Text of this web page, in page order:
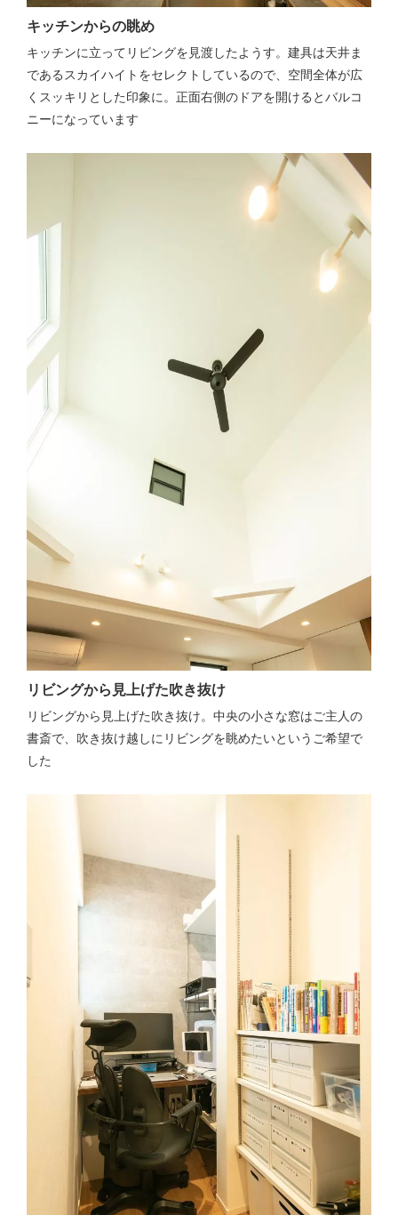
キッチンからの眺め
キッチンに立ってリビングを見渡したようす。建具は天井ま
であるスカイハイトをセレクトしているので、空間全体が広
くスッキリとした印象に。正面右側のドアを開けるとバルコ
ニーになっています
リビングから見上げた吹き抜け
リビングから見上げた吹き抜け。中央の小さな窓はご主人の
書斎で、吹き抜け越しにリビングを眺めたいというご希望で
した